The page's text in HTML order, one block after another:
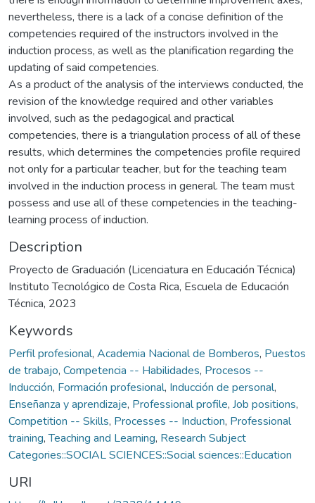
nevertheless, there is a lack of a concise definition of the
competencies required of the instructors involved in the
induction process, as well as the planification regarding the
updating of said competencies.
As a product of the analysis of the interviews conducted, the
revision of the knowledge required and other variables
involved, such as the pedagogical and practical
competencies, there is a triangulation process of all of these
results, which determines the competencies profile required
not only for a particular teacher, but for the teaching team
involved in the induction process in general. The team must
possess and use all of these competencies in the teaching-
learning process of induction.
Description
Proyecto de Graduación (Licenciatura en Educación Técnica)
Instituto Tecnológico de Costa Rica, Escuela de Educación
Técnica, 2023
Keywords
Perfil profesional, Academia Nacional de Bomberos, Puestos
de trabajo, Competencia -- Habilidades, Procesos --
Inducción, Formación profesional, Inducción de personal,
Enseñanza y aprendizaje, Professional profile, Job positions,
Competition -- Skills, Processes -- Induction, Professional
training,Teaching and Learning, Research Subject
Categories::SOCIAL SCIENCES::Social sciences::Education
URI